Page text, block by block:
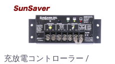
充放電コントローラー /